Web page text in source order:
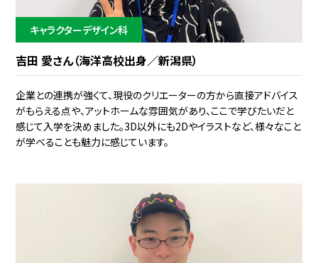
キャラクターデザイン科
吉田 愛さん（海洋高校出身／新潟県）
企業との連携が強くて、現役のクリエーターの方から直接アドバイス
がもらえる点や、アットホームな雰囲気があり、ここで学びたいだと
感じて入学を決めました。3D以外にも2Dやイラストなど、様々なこと
が学べることも魅力に感じています。